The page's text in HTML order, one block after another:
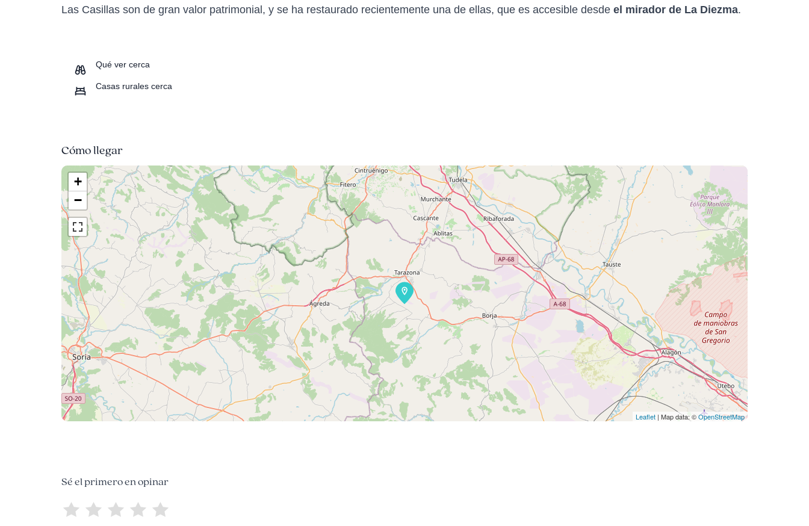
Las Casillas son de gran valor patrimonial, y se ha restaurado recientemente una de ellas, que es accesible desde el mirador de La Diezma.
Qué ver cerca
Casas rurales cerca
Cómo llegar
+
−
Leaflet | Map data: ©OpenStreetMap
Sé el primero en opinar